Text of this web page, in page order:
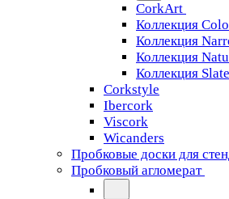
CorkArt
Коллекция
Коллекция
Коллекция
Коллекция Slate
Corkstyle
Ibercork
Viscork
Wicanders
Пробковые доски для
Пробковый агломерат